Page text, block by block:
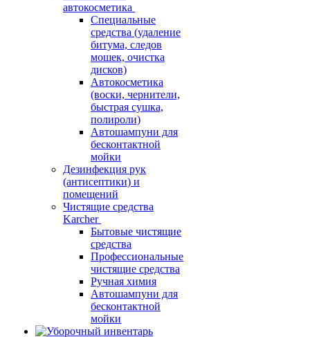
автокосметика
Специальные
средства (удаление
битума, следов
мошек, очистка
дисков)
Автокосметика
(воски, чернители,
быстрая сушка,
полироли)
Автошампуни для
бесконтактной
мойки
Дезинфекция рук
(антисептики) и
помещений
Чистящие средства
Karcher
Бытовые чистящие
средства
Профессиональные
чистящие средства
Ручная химия
Автошампуни для
бесконтактной
мойки